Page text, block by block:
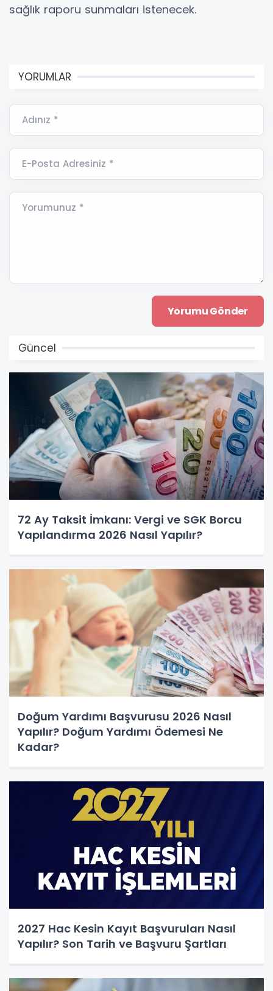
sağlık raporu sunmaları istenecek.
YORUMLAR
Adınız *
E-Posta Adresiniz *
Yorumunuz *
Güncel
72 Ay Taksit İmkanı: Vergi ve SGK Borcu
Yapılandırma 2026 Nasıl Yapılır?
Doğum Yardımı Başvurusu 2026 Nasıl
Yapılır? Doğum Yardımı Ödemesi Ne
Kadar?
2027 Hac Kesin Kayıt Başvuruları Nasıl
Yapılır? Son Tarih ve Başvuru Şartları